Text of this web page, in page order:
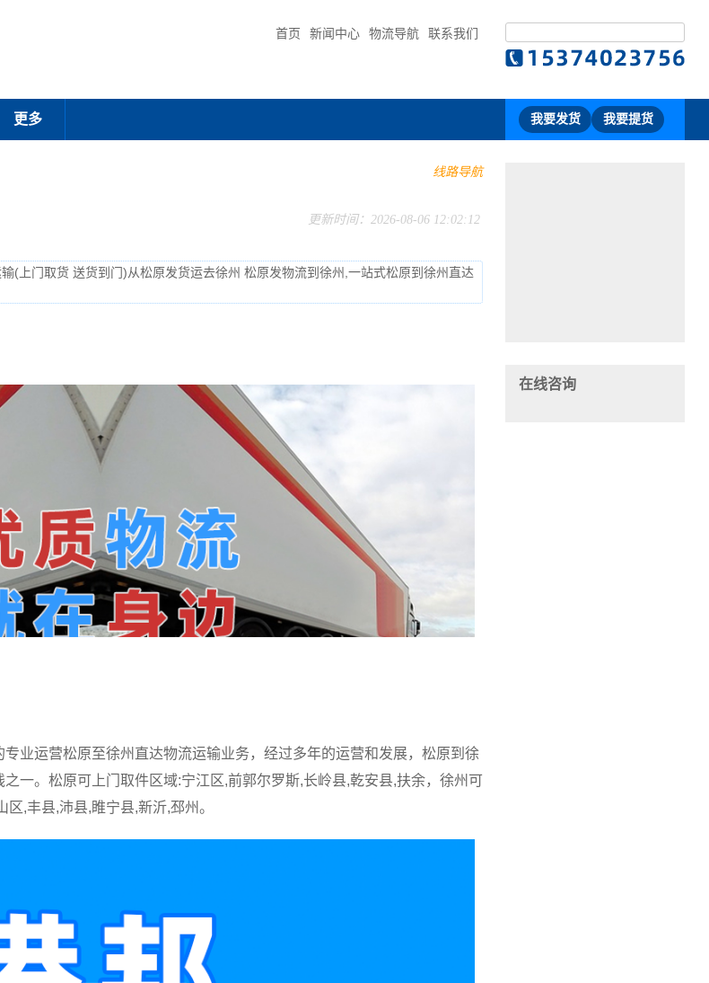
首页 新闻中心 物流导航 联系我们
更多 我要发货 我要提货
线路导航
更新时间：2026-08-06 12:02:12
(上门取货 送货到门)从松原发货运去徐州 松原发物流到徐州,一站式松原到徐州直达
业运营松原至徐州直达物流运输业务，经过多年的运营和发展，松原到徐
一。松原可上门取件区域:宁江区,前郭尔罗斯,长岭县,乾安县,扶余，徐州可
,丰县,沛县,睢宁县,新沂,邳州。
在线咨询